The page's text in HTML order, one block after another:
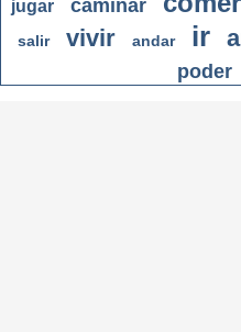
jugar caminar
salir vivir andar ir
poder